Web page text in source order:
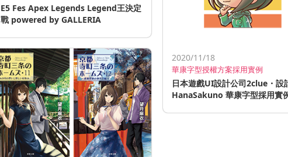
E5 Fes Apex Legends Legend王決定
戰 powered by GALLERIA
2020/11/18
華康字型授權方案採用實例
日本遊戲UI設計公司2clue・設
HanaSakuno 華康字型採用實